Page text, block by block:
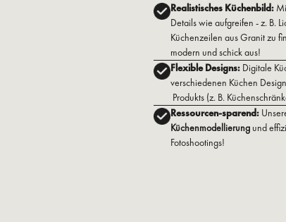
Realistisches Küchenbild:
Details wie aufgreifen - z. B.
Küchenzeilen aus Granit zu
modern und schick aus!
Flexible Designs: Digitale
verschiedenen Küchen
Produkts (z. B.
Ressourcen-sparend:
Küchenmodellierung und
Fotoshootings!